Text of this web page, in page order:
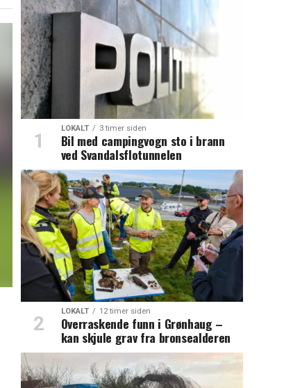
LOKALT 3 timer siden
Bil med campingvogn sto i brann
ved Svandalsflotunnelen
LOKALT 12 timer siden
Overraskende funn i Grønhaug –
kan skjule grav fra bronsealderen